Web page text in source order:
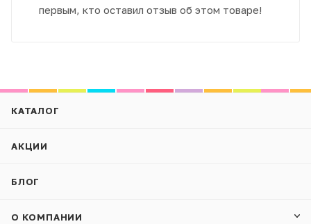
первым, кто оставил отзыв об этом товаре!
КАТАЛОГ
АКЦИИ
БЛОГ
О КОМПАНИИ